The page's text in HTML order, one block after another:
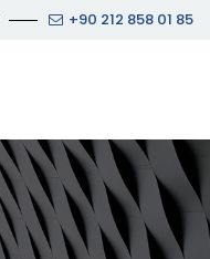
+90 212 858 01 85